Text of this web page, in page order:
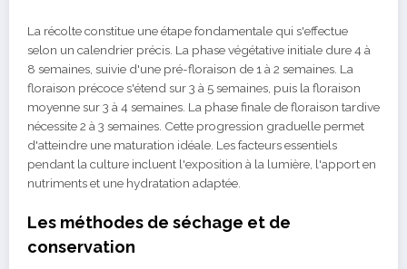
La récolte constitue une étape fondamentale qui s'effectue
selon un calendrier précis. La phase végétative initiale dure 4 à
8 semaines, suivie d'une pré-floraison de 1 à 2 semaines. La
floraison précoce s'étend sur 3 à 5 semaines, puis la floraison
moyenne sur 3 à 4 semaines. La phase finale de floraison tardive
nécessite 2 à 3 semaines. Cette progression graduelle permet
d'atteindre une maturation idéale. Les facteurs essentiels
pendant la culture incluent l'exposition à la lumière, l'apport en
nutriments et une hydratation adaptée.
Les méthodes de séchage et de
conservation